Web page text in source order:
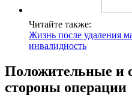
Читайте также:
Жизнь после удаления
инвалидность
Положительные и
стороны операции